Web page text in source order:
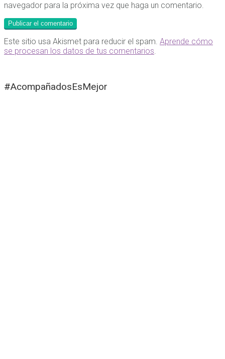
navegador para la próxima vez que haga un comentario.
Este sitio usa Akismet para reducir el spam. Aprende cómo
se procesan los datos de tus comentarios
#AcompañadosEsMejor